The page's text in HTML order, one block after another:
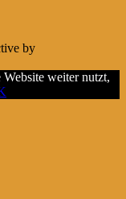
by
weiter nutzt,